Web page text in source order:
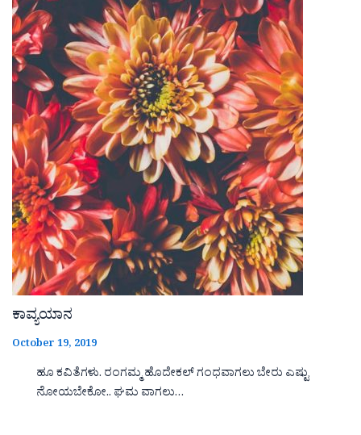
ಕಾವ್ಯಯಾನ
October 19, 2019
ಹೂ ಕವಿತೆಗಳು. ರಂಗಮ್ಮ ಹೊದೇಕಲ್ ಗಂಧವಾಗಲು ಬೇರು ಎಷ್ಟು
ನೋಯಬೇಕೋ.. ಘಮ ವಾಗಲು…